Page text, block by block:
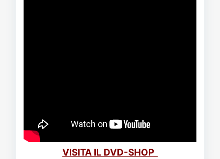
VISITA IL DVD-SHOP